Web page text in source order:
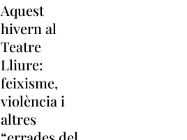
Aquest
hivern al
Teatre
Lliure:
feixisme,
violència i
altres